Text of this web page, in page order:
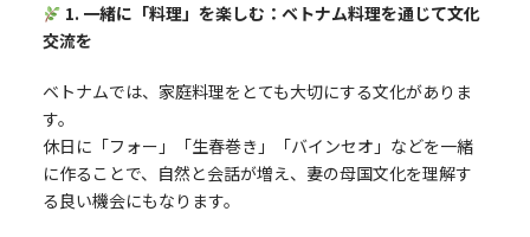
1. 一緒に「料理」を楽しむ：ベトナム料理を通じて文化
交流を
ベトナムでは、家庭料理をとても大切にする文化がありま
す。
休日に「フォー」「生春巻き」「バインセオ」などを一緒
に作ることで、自然と会話が増え、妻の母国文化を理解す
る良い機会にもなります。